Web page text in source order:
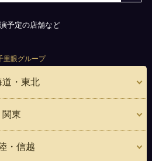
予定の店舗など
里眼グループ
道・東北
関東
・信越